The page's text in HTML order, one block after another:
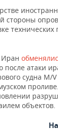
стороны
технических
атаки
судна M/
объектов.